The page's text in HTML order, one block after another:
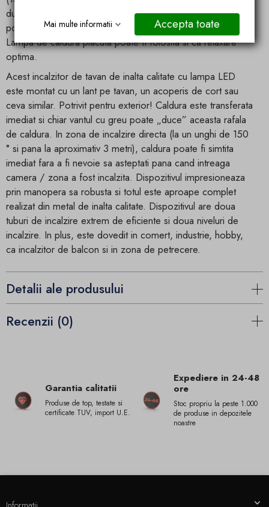
dumneavoastra. In plus, incalzitorul radiant, cu lumina sa,
poate servi, de asemenea, ca o sursa placuta de lumina.
Lampa de caldura placuta poate fi folosita si ca relaxare
optima.
Acest incalzitor de tavan de inalta calitate cu lampa LED
este montat cu un lant pe tavan, un acoperis de cort sau
ceva similar. Potrivit pentru exterior! Caldura este transferata
imediat si chiar vantul cu greu poate „duce” aceasta rafala
de caldura. In zona de incalzire directa (la un unghi de 150
° si pana la aproximativ 3 metri), caldura poate fi simtita
imediat fara a fi nevoie sa asteptati pana cand intreaga
camera / zona a fost incalzita. Dispozitivul impresioneaza
prin manopera sa robusta si totul este aproape complet
realizat din metal de inalta calitate. Dispozitivul are doua
tuburi de incalzire extrem de eficiente si doua niveluri de
incalzire. In plus, este dovedit in comert, industrie, hobby,
ca incalzitor de balcon si in zona de petrecere.
Detalii ale produsului
Recenzii (0)
Garantia calitatii
Produse de top, testate si
certificate TUV, import U.E.
Expediere in 24-48
ore
Stoc propriu la peste 1.000
de produse in depozitele
noastre
Mai multe informatii Accepta toate